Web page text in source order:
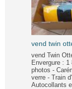
vend twin
vend Twin
Envergure :
photos -
verre - Train
Autocollants